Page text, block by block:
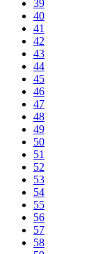
39
40
41
42
43
44
45
46
47
48
49
50
51
52
53
54
55
56
57
58